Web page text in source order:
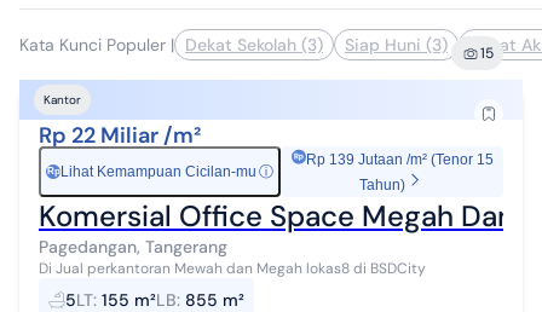
Kata Kunci Populer | Dekat Sekolah (3) Siap Huni (3) Dekat
15
Kantor
Rp 22 Miliar /m²
Rp Lihat Kemampuan Cicilan-mu ⓘ
Rp 139 Jutaan /m² (Tenor 15
Tahun)
Komersial Office Space Megah Dan
Pagedangan, Tangerang
Di Jual perkantoran Mewah dan Megah lokas8 di BSDCity
5LT: 155 m²LB: 855 m²